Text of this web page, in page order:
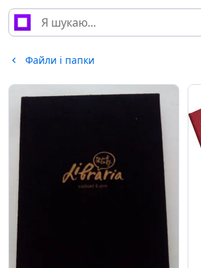
Файли і папки